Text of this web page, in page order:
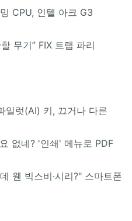
CPU, 인텔 아크 G3
무기” FIX 트랩 파리
일럿(AI) 키, 끄거나 다른
없네? '인쇄' 메뉴로 PDF
웬 빅스비·시리?" 스마트폰